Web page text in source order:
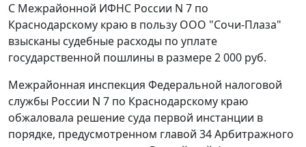
С Межрайонной ИФНС России N 7 по
Краснодарскому краю в пользу ООО "Сочи-Плаза"
взысканы судебные расходы по уплате
государственной пошлины в размере 2 000 руб.
Межрайонная инспекция Федеральной налоговой
службы России N 7 по Краснодарскому краю
обжаловала решение суда первой инстанции в
порядке, предусмотренном главой 34Арбитражного